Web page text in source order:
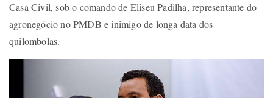
Casa Civil, sob o comando de Eliseu Padilha, representante do
agronegócio no PMDB e inimigo de longa data dos
quilombolas.